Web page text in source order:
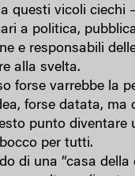
questi vicoli ciechi
a politica,
e responsabili
alla svelta.
forse varrebbe la
forse datata, ma
punto diventare
per tutti.
di una “casa della